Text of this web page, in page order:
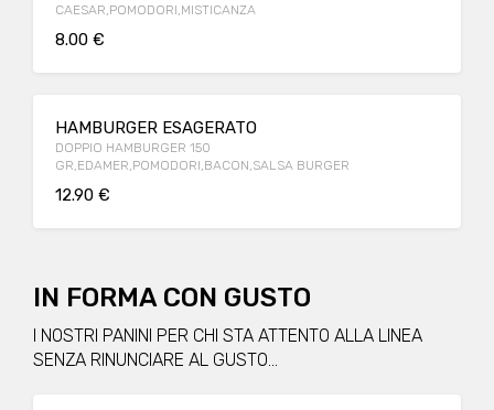
CAESAR,POMODORI,MISTICANZA
8.00 €
HAMBURGER ESAGERATO
DOPPIO HAMBURGER 150
GR,EDAMER,POMODORI,BACON,SALSA BURGER
12.90 €
IN FORMA CON GUSTO
I NOSTRI PANINI PER CHI STA ATTENTO ALLA LINEA
SENZA RINUNCIARE AL GUSTO...